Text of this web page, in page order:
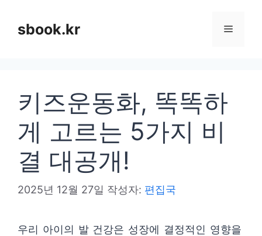
sbook.kr 메
키즈운동화, 똑똑하
게 고르는 5가지 비
결 대공개!
2025년 12월 27일 작성자: 편집국
우리 아이의 발 건강은 성장에 결정적인 영향을